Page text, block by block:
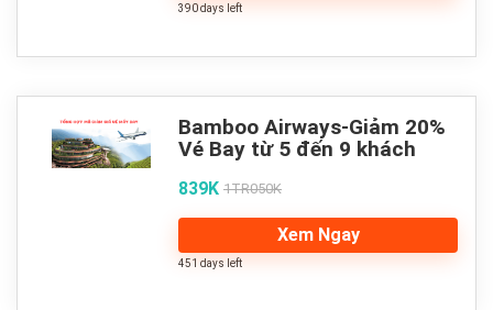
390 days left
Bamboo Airways-Giảm 20%
Vé Bay từ 5 đến 9 khách
839K 1TR050K
Xem Ngay
451 days left